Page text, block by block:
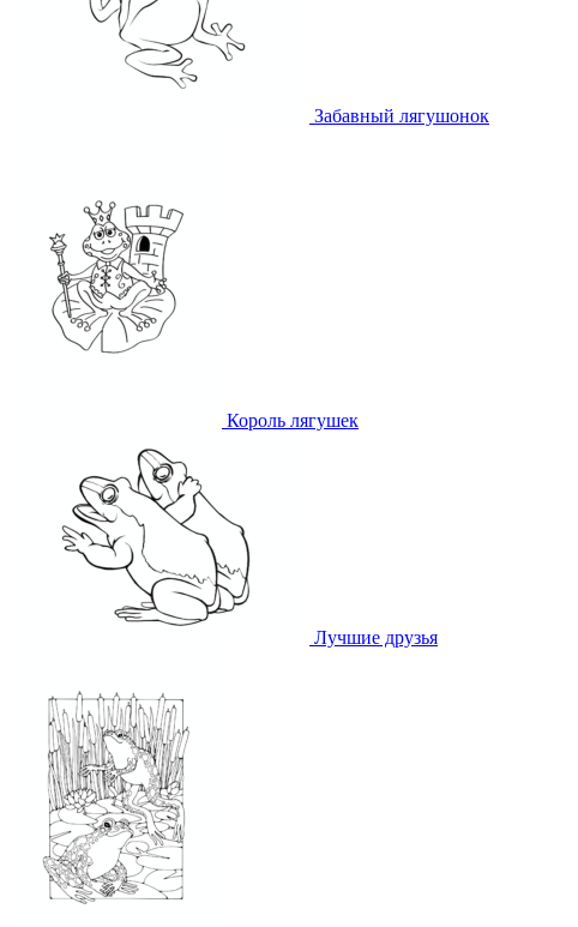
Забавный лягушонок
Король лягушек
Лучшие друзья